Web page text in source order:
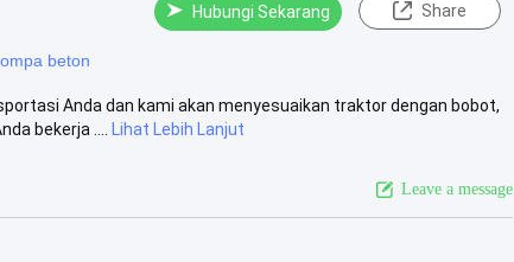
Hubungi Sekarang Share
beton
Anda dan kami akan menyesuaikan traktor dengan bobot,
bekerja ....
Lihat Lebih Lanjut
Leave a message